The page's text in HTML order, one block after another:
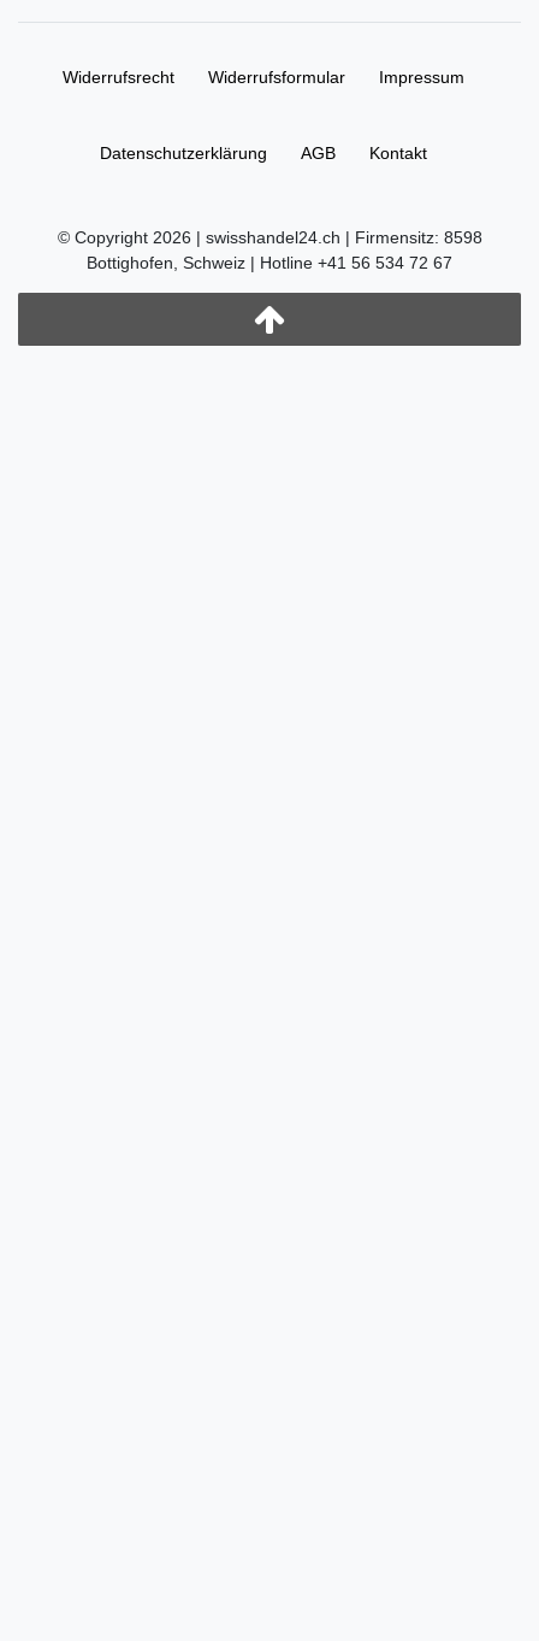
Widerrufs­recht Widerrufs­formular Impressum
Daten­schutz­erklärung AGB Kontakt
© Copyright 2026 | swisshandel24.ch | Firmensitz: 8598
Bottighofen, Schweiz | Hotline +41 56 534 72 67